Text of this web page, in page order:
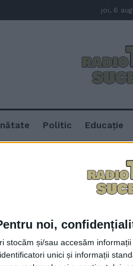
noi,
stocăm și/sau accesăm
unici și informații
joi, 6
Politic Educație
Investiții în
pentru